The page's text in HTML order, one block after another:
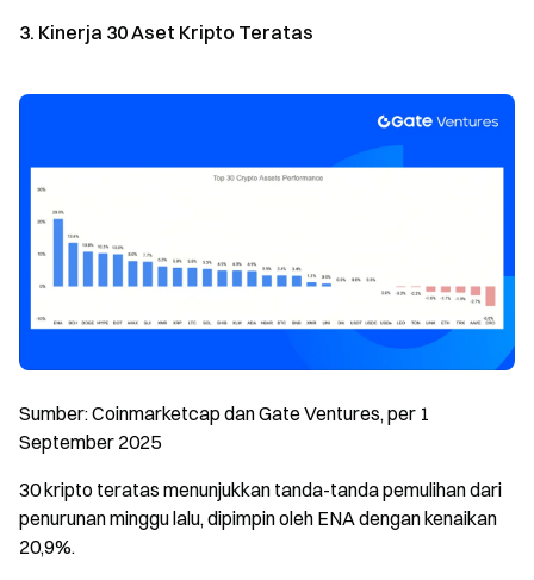
3. Kinerja 30 Aset Kripto Teratas
Sumber: Coinmarketcap dan Gate Ventures, per 1
September 2025
30 kripto teratas menunjukkan tanda-tanda pemulihan dari
penurunan minggu lalu, dipimpin oleh ENA dengan kenaikan
20,9%.